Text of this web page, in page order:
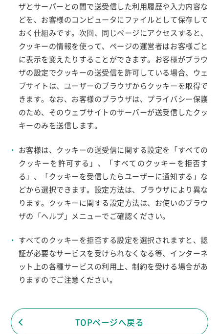
ザとサーバーとの間で送受信した利用履歴や入力内容な
どを、お客様のコンピュータにファイルとして保存して
おく仕組みです。次回、同じページにアクセスすると、
クッキーの情報を使って、ページの運営者はお客様ごと
に表示を変えたりすることができます。お客様がブラウ
ザの設定でクッキーの送受信を許可している場合、ウェ
ブサイトは、ユーザーのブラウザからクッキーを取得で
きます。なお、お客様のブラウザは、プライバシー保護
のため、そのウェブサイトのサーバーが送受信したクッ
キーのみを送信します。
お客様は、クッキーの送受信に関する設定を「すべての
クッキーを許可する」、「すべてのクッキーを拒否す
る」、「クッキーを受信したらユーザーに通知する」な
どから選択できます。設定方法は、ブラウザにより異な
ります。クッキーに関する設定方法は、お使いのブラウ
ザの「ヘルプ」メニューでご確認ください。
すべてのクッキーを拒否する設定を選択されますと、認
証が必要なサービスを受けられなくなる等、インターネ
ット上の各種サービスの利用上、制約を受ける場合があ
りますのでご注意ください。
TOPページへ戻る